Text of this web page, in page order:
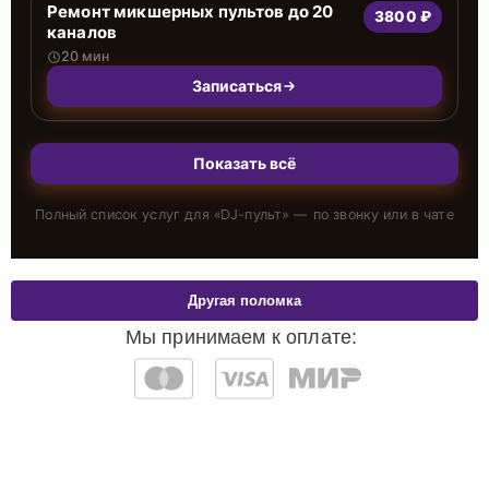
Ремонт микшерных пультов до 20
каналов
20 мин
3800 ₽
Записаться
Показать всё
Полный список услуг для «DJ-пульт» — по звонку или в чате
Мы принимаем к оплате:
Другая поломка